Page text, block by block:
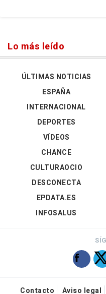
Lo más leído
ÚLTIMAS NOTICIAS
ESPAÑA
INTERNACIONAL
DEPORTES
VÍDEOS
CHANCE
CULTURAOCIO
DESCONECTA
EPDATA.ES
INFOSALUS
Contacto Aviso legal